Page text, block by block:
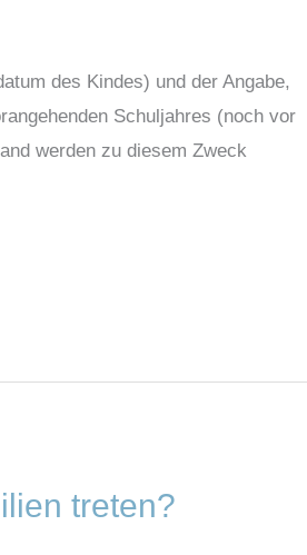
des Kindes) und der Angabe,
Schuljahres (noch vor
werden zu diesem Zweck
treten?